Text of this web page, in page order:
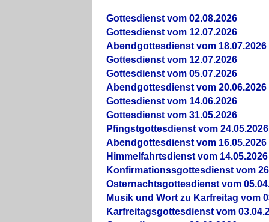
Gottesdienst vom 02.08.2026
Gottesdienst vom 12.07.2026
Abendgottesdienst vom 18.07.2026
Gottesdienst vom 12.07.2026
Gottesdienst vom 05.07.2026
Abendgottesdienst vom 20.06.2026
Gottesdienst vom 14.06.2026
Gottesdienst vom 31.05.2026
Pfingstgottesdienst vom 24.05.2026
Abendgottesdienst vom 16.05.2026
Himmelfahrtsdienst vom 14.05.2026
Konfirmationssgottesdienst vom
Osternachtsgottesdienst vom
Musik und Wort zu Karfreitag vom
Karfreitagsgottesdienst vom